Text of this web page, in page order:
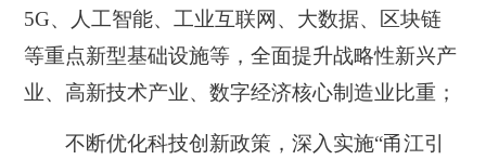
5G、人工智能、工业互联网、大数据、区块链
等重点新型基础设施等，全面提升战略性新兴产
业、高新技术产业、数字经济核心制造业比重；
不断优化科技创新政策，深入实施“甬江引